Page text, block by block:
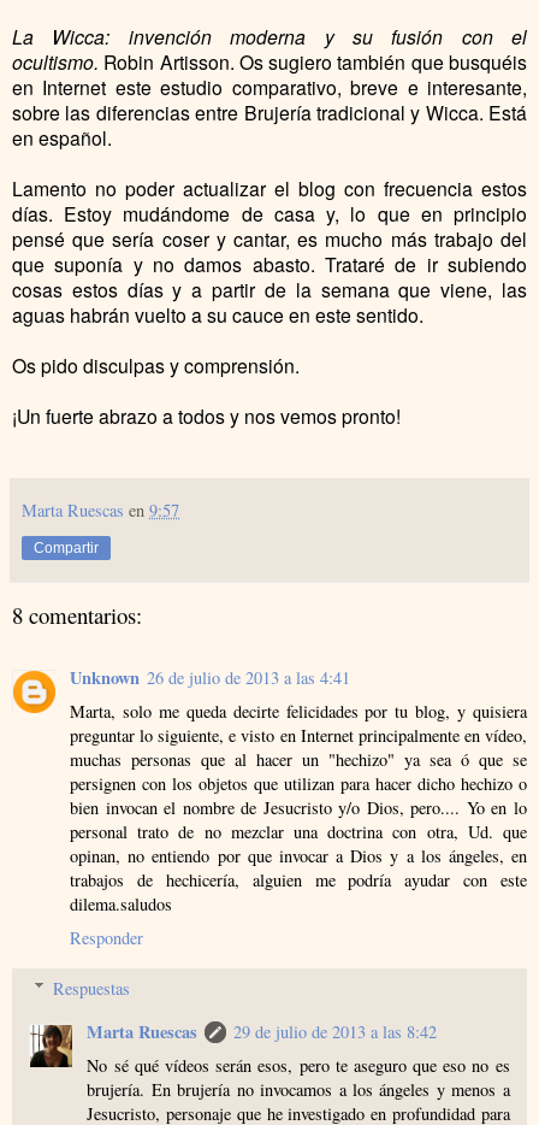
La Wicca: invención moderna y su fusión con el
ocultismo. Robin Artisson. Os sugiero también que busquéis
en Internet este estudio comparativo, breve e interesante,
sobre las diferencias entre Brujería tradicional y Wicca. Está
en español.
Lamento no poder actualizar el blog con frecuencia estos
días. Estoy mudándome de casa y, lo que en principio
pensé que sería coser y cantar, es mucho más trabajo del
que suponía y no damos abasto. Trataré de ir subiendo
cosas estos días y a partir de la semana que viene, las
aguas habrán vuelto a su cauce en este sentido.
Os pido disculpas y comprensión.
¡Un fuerte abrazo a todos y nos vemos pronto!
Marta Ruescas en 9:57
Compartir
8 comentarios:
Unknown 26 de julio de 2013 a las 4:41
Marta, solo me queda decirte felicidades por tu blog, y quisiera
preguntar lo siguiente, e visto en Internet principalmente en vídeo,
muchas personas que al hacer un "hechizo" ya sea ó que se
persignen con los objetos que utilizan para hacer dicho hechizo o
bien invocan el nombre de Jesucristo y/o Dios, pero.... Yo en lo
personal trato de no mezclar una doctrina con otra, Ud. que
opinan, no entiendo por que invocar a Dios y a los ángeles, en
trabajos de hechicería, alguien me podría ayudar con este
dilema.saludos
Responder
Respuestas
Marta Ruescas
29 de julio de 2013 a las 8:42
No sé qué vídeos serán esos, pero te aseguro que eso no es
brujería. En brujería no invocamos a los ángeles y menos a
Jesucristo, personaje que he investigado en profundidad para